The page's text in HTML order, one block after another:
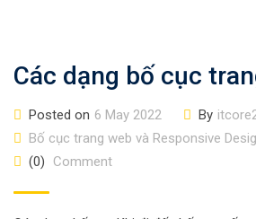
Các dạng bố cục
Posted on 6 May 2022 By
Bố cục trang web và Responsive
(0)
Comment